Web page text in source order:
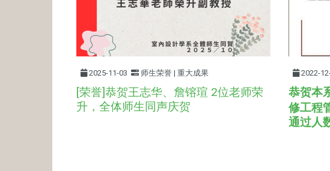
2025-11-03 师生荣誉 | 重大成果
[荣誉]恭贺王志华、詹镕瑄 2位老师荣
升，全体师生同声庆贺
2022-
恭贺本
修工程
通过人